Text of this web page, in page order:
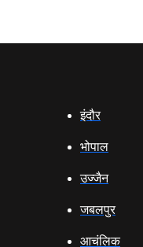
इंदौर
भोपाल
उज्‍जैन
जबलपुर
आचंलिक